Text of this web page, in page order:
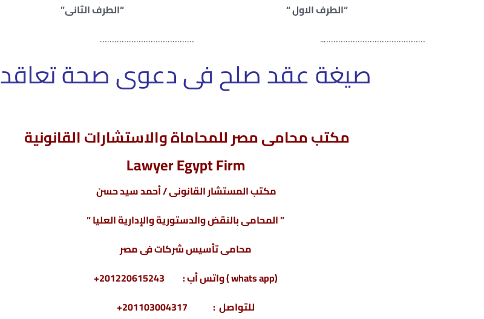
“الطرف الاول “
“الطرف الثانى”
…………………………………….. …………………………………
صيغة عقد صلح فى دعوى صحة تعاقد
مكتب محامى مصر للمحاماة والاستشارات القانونية
Lawyer Egypt Firm
مكتب المستشار القانونى / أحمد سيد حسن
” المحامى بالنقض والدستورية والإدارية العليا “
محامى تأسيس شركات فى مصر
(whats app ) واتس أب : 201220615243+
للتواصل : 201103004317+